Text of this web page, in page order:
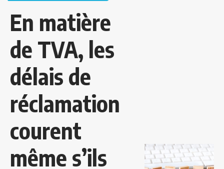
En matière
de TVA, les
délais de
réclamation
courent
même s’ils